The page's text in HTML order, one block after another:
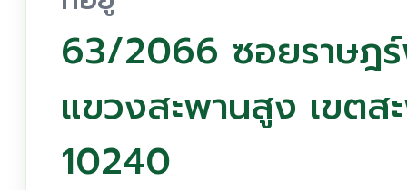
63/2066 ซอยราษฎ
แขวงสะพานสูง เขต
10240